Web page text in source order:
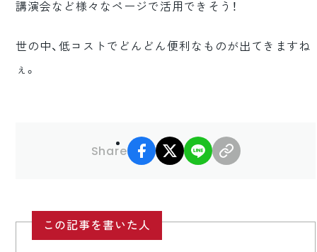
講演会など様々なページで活用できそう！
世の中、低コストでどんどん便利なものが出てきますね
ぇ。
Share
facebook
X LINE
この記事を書いた人